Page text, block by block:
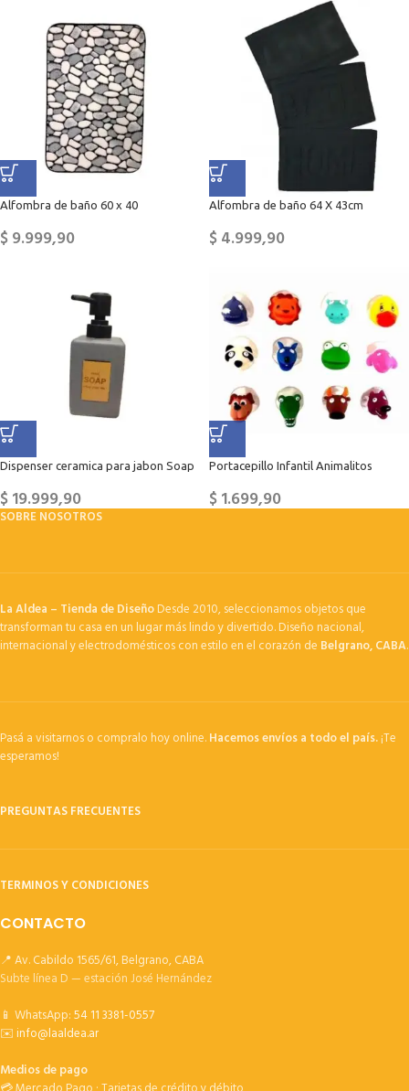
Alfombra de baño 60 x 40
$9.999,90
Alfombra de baño 64 X 43cm
$4.999,90
Dispenser ceramica para jabon Soap
$19.999,90
Portacepillo Infantil Animalitos
$1.699,90
SOBRE NOSOTROS
La Aldea – Tienda de DiseñoDesde 2010, seleccionamos objetos que
transforman tu casa en un lugar más lindo y divertido. Diseño nacional,
internacional y electrodomésticos con estilo en el corazón de Belgrano, CABA.
Pasá a visitarnos o compralo hoy online.Hacemos envíos a todo el país.¡Te
esperamos!
PREGUNTAS FRECUENTES
TERMINOS Y CONDICIONES
CONTACTO
📍 Av. Cabildo 1565/61, Belgrano, CABA
Subte línea D — estación José Hernández
📱 WhatsApp:54 11 3381-0557
✉️info@laaldea.ar
Medios de pago